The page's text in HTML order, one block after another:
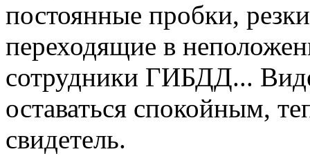
постоянные пробки,
переходящие в
сотрудники ГИБДД...
оставаться спокойным,
свидетель.